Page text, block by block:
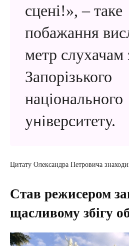
сцені!», – таке
побажання
метр слухачам
Запорізького
національного
університету.
Цитату Олександра Петровича
Став режисером
щасливому збігу